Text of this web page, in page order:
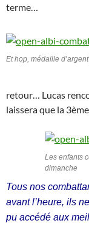
terme…
Et hop, médaille
retour… Lucas
laissera que la
Les enfants
dimanche
Tous nos
avant l’heure, ils
pu accédé aux